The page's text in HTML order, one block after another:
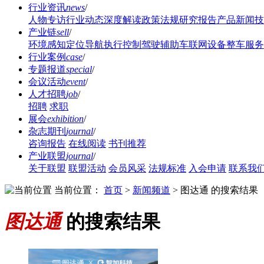
行业资讯news/
人物专访行业动态深度解读政策法规研究报告产品新闻
产业链sell/
环境感知定位导航执行控制 驾驶辅助车联网设备整车服务
行业案例case/
专题报道special/
会议活动event/
人才招聘job/
招聘 求职
展会exhibition/
杂志期刊 journal/
咨询报告 在线阅读 书刊推荐
产业联盟journal/
关于联盟 联盟活动 会员风采 法规标准 入会申请 联系我
当前位置： 首页 > 新闻频道 > 图达通 的搜索结果
图达通的搜索结果